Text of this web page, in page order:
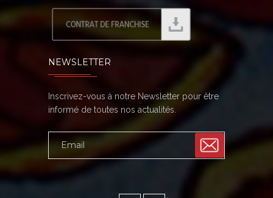
NEWSLETTER
Inscrivez-vous à notre Newsletter pour être
informé de toutes nos actualités.